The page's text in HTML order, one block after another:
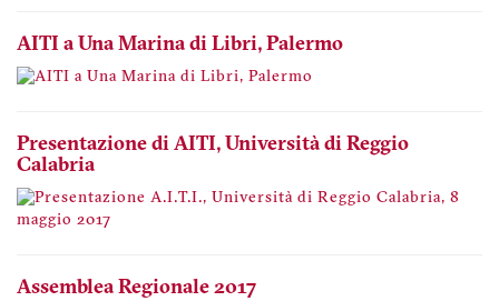
AITI a Una Marina di Libri, Palermo
Presentazione di AITI, Università di Reggio
Calabria
Assemblea Regionale 2017